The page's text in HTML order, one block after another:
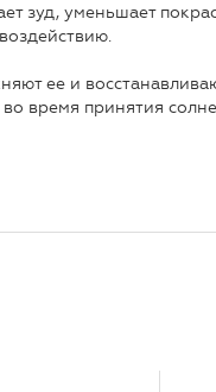
зуд, уменьшает
ее и
время принятия